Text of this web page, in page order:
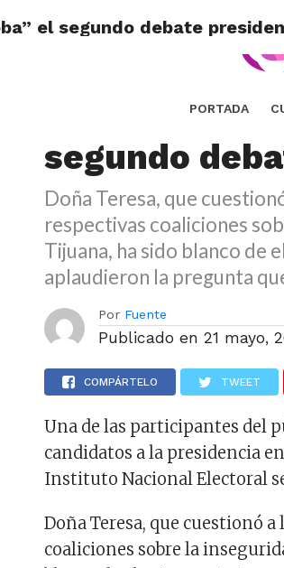
PORTADA
el segundo debate
Doña Teresa
segundo
Doña Teresa, que
respectivas coaliciones
Tijuana, ha sido blanco de
aplaudieron la pregunta
Por Fuente
Publicado en 21 mayo,
COMPÁRTELO TWEET
Una de las participantes del
candidatos a la presidencia
Instituto Nacional Electoral
Doña Teresa, que cuestionó
coaliciones sobre la